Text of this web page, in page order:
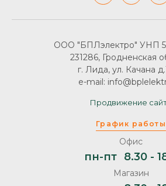
График работы
Офис
пн-пт 8.30 -
Магазин
ООО "БПЛэлектро" УНП
231286, Гродненская
г. Лида, ул. Качана
e-mail:
Продвижение